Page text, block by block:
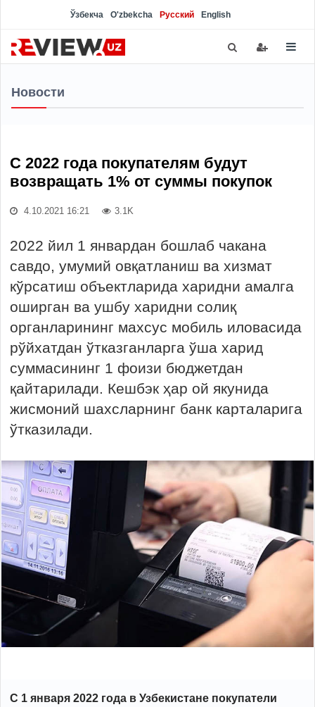
Ўзбекча O'zbekcha Русский English
Новости
С 2022 года покупателям будут
возвращать 1% от суммы покупок
4.10.2021 16:21 3.1K
2022 йил 1 январдан бошлаб чакана
савдо, умумий овқатланиш ва хизмат
кўрсатиш объектларида харидни амалга
оширган ва ушбу харидни солиқ
органларининг махсус мобиль иловасида
рўйхатдан ўтказганларга ўша харид
суммасининг 1 фоизи бюджетдан
қайтарилади. Кешбэк ҳар ой якунида
жисмоний шахсларнинг банк карталарига
ўтказилади.
С 1 января 2022 года в Узбекистане покупатели